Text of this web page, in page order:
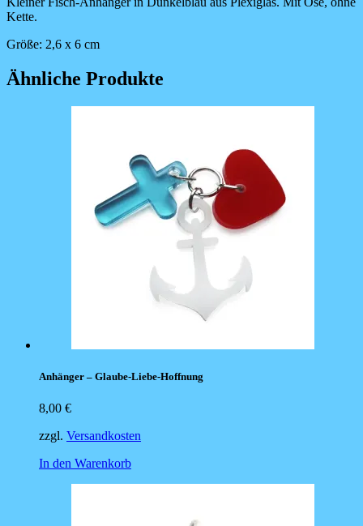
Kette.
Größe: 2,6 x 6 cm
Ähnliche Produkte
Anhänger – Glaube-Liebe-Hoffnung
8,00 €
zzgl. Versandkosten
In den Warenkorb